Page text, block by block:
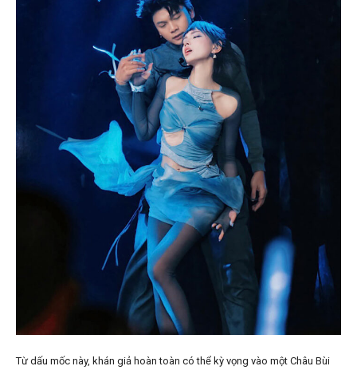
Từ dấu mốc này, khán giả hoàn toàn có thể kỳ vọng vào một Châu Bùi